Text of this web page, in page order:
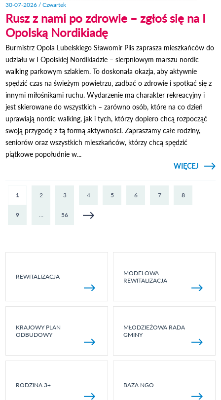
30-07-2026 / Czwartek
Rusz z nami po zdrowie – zgłoś się na I
Opolską Nordikiadę
Burmistrz Opola Lubelskiego Sławomir Plis zaprasza mieszkańców do
udziału w I Opolskiej Nordikiadzie – sierpniowym marszu nordic
walking parkowym szlakiem. To doskonała okazja, aby aktywnie
spędzić czas na świeżym powietrzu, zadbać o zdrowie i spotkać się z
innymi miłośnikami ruchu. Wydarzenie ma charakter rekreacyjny i
jest skierowane do wszystkich – zarówno osób, które na co dzień
uprawiają nordic walking, jak i tych, którzy dopiero chcą rozpocząć
swoją przygodę z tą formą aktywności. Zapraszamy całe rodziny,
seniorów oraz wszystkich mieszkańców, którzy chcą spędzić
piątkowe popołudnie w...
CZYTAJ
WIĘCEJ
O
Strony
1 2 3 4 5 6 7 8
9 56
REWITALIZACJA
MODELOWA
REWITALIZACJA
KRAJOWY PLAN
ODBUDOWY
MŁODZIEŻOWA RADA
GMINY
RODZINA 3+ BAZA NGO